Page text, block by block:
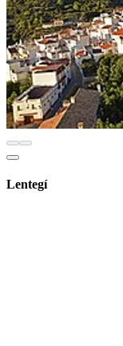
Lentegí